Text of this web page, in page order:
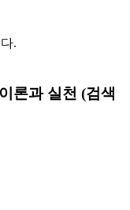
.
론과 실천 (검색